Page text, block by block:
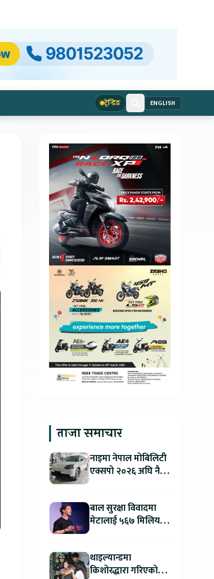
ट्रेन्डिङ ENGLISH
ताजा समाचार
नाइमा नेपाल मोबिलिटी
एक्सपो २०२६ अघि नै
बाल सुरक्षा विवादमा
मेटालाई ५६७ मिलियन
थाइल्यान्डमा
किशोरद्धारा गरिएको